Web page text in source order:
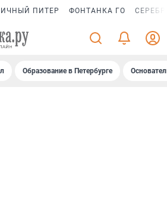
ПИТЕР ФОНТАНКА ГО
Образование в Петербурге